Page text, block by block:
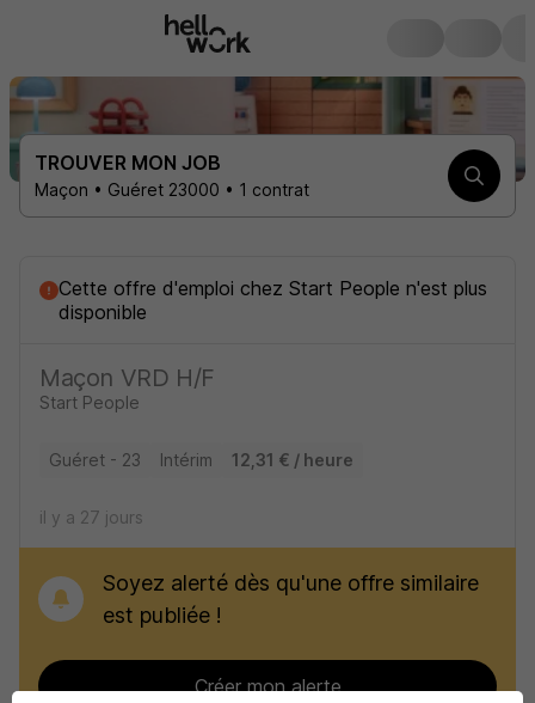
TROUVER MON JOB
Maçon • Guéret 23000 • 1 contrat
Cette offre d'emploi chez Start People n'est plus
disponible
Maçon VRD H/F
Start People
Guéret - 23 Intérim 12,31 € / heure
il y a 27 jours
Soyez alerté dès qu'une offre similaire
est publiée !
Créer mon alerte